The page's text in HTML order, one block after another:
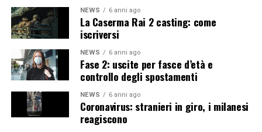
NEWS 6 anni ago
La Caserma Rai 2 casting: come
iscriversi
NEWS 6 anni ago
Fase 2: uscite per fasce d’età e
controllo degli spostamenti
NEWS 6 anni ago
Coronavirus: stranieri in giro, i milanesi
reagiscono